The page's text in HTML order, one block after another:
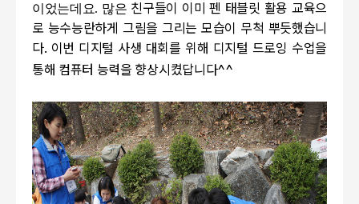
이었는데요. 많은 친구들이 이미 펜 태블릿 활용 교육으
로 능수능란하게 그림을 그리는 모습이 무척 뿌듯했습니
다. 이번 디지털 사생 대회를 위해 디지털 드로잉 수업을
통해 컴퓨터 능력을 향상시켰답니다^^